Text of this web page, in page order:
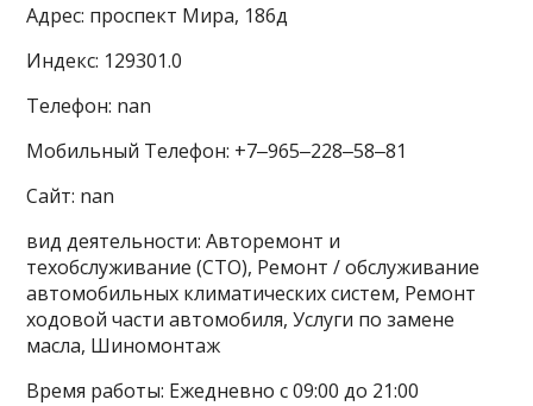
Адрес: проспект Мира, 186д
Индекс: 129301.0
Телефон: nan
Мобильный Телефон: +7‒965‒228‒58‒81
Сайт: nan
вид деятельности: Авторемонт и
техобслуживание (СТО), Ремонт / обслуживание
автомобильных климатических систем, Ремонт
ходовой части автомобиля, Услуги по замене
масла, Шиномонтаж
Время работы: Ежедневно с 09:00 до 21:00